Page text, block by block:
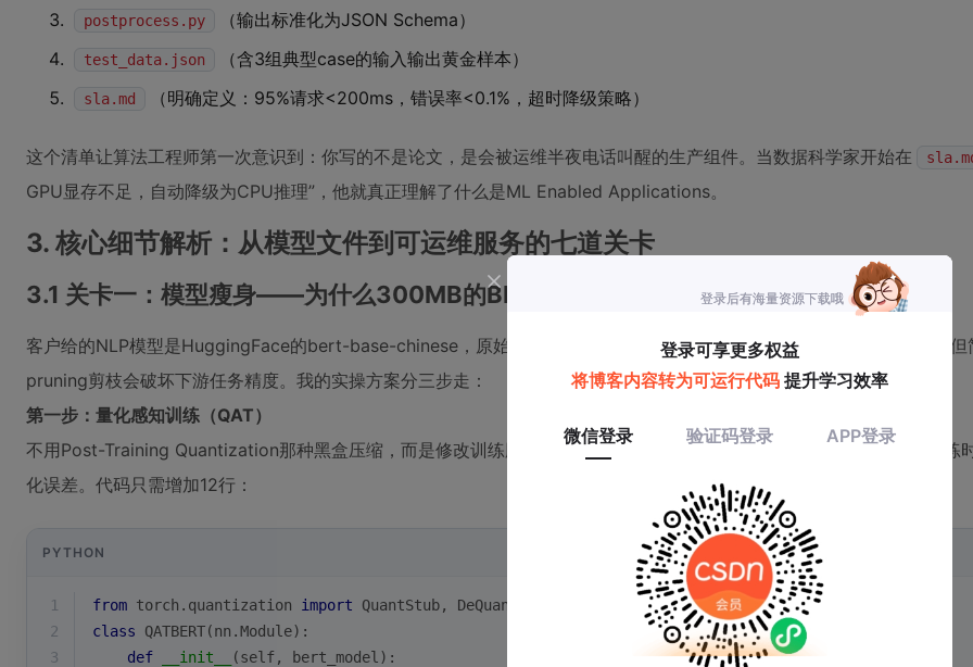
postprocess.py （输出标准化为JSON Schema）
test_data.json （含3组典型case的输入输出黄金样本）
sla.md （明确定义：95%请求<200ms，错误率<0.1%，超时降级策略）
这个清单让算法工程师第一次意识到：你写的不是论文，是会被运维半夜电话叫醒的生产组件。当数据科学家开始在
GPU显存不足，自动降级为CPU推理”，他就真正理解了什么是ML Enabled Applications。
3. 核心细节解析：从模型文件到可运维服务的七道关卡
3.1 关卡一：模型瘦身——为什么300MB的BERT要压到42MB
客户给的NLP模型是HuggingFace的bert-base-chinese，原始大小287MB。直接部署到边缘设备？内存溢出是必然的。但
pruning剪枝会破坏下游任务精度。我的实操方案分三步走：
第一步：量化感知训练（QAT）
不用Post-Training Quantization那种黑盒压缩，而是修改训练脚本，在PyTorch中插入FakeQuantize模块，让模型在训练
化误差。代码只需增加12行：
PYTHON
1 from torch.quantization import QuantStub, DeQuantStub
2
class QATBERT(nn.Module):
3
def __init__ (self, bert_model ):